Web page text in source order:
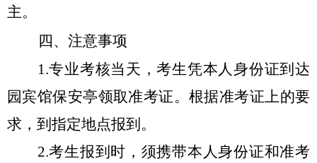
主。
四、注意事项
1.专业考核当天，考生凭本人身份证到达
园宾馆保安亭领取准考证。根据准考证上的要
求，到指定地点报到。
2.考生报到时，须携带本人身份证和准考